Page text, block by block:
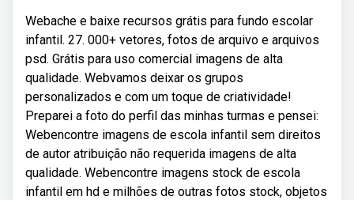
Webache e baixe recursos grátis para fundo escolar
infantil. 27. 000+ vetores, fotos de arquivo e arquivos
psd. Grátis para uso comercial imagens de alta
qualidade. Webvamos deixar os grupos
personalizados e com um toque de criatividade!
Preparei a foto do perfil das minhas turmas e pensei:
Webencontre imagens de escola infantil sem direitos
de autor atribuição não requerida imagens de alta
qualidade. Webencontre imagens stock de escola
infantil em hd e milhões de outras fotos stock, objetos